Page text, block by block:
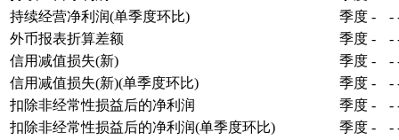
持续经营净利润(单季度环比)
季度 - -
外币报表折算差额
季度 - -
信用减值损失(新)
季度 - -
信用减值损失(新)(单季度环比)
季度 - -
扣除非经常性损益后的净利润
季度 - -
扣除非经常性损益后的净利润(单季度环比)
季度 - -